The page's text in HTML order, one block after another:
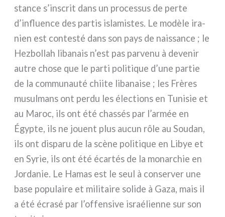
stan­ce s’inscrit dans un pro­ces­sus de per­te
d’influence des par­tis isla­mi­stes. Le modè­le ira­
nien est con­te­sté dans son pays de nais­san­ce ; le
Hezbollah liba­nais n’est pas par­ve­nu à deve­nir
autre cho­se que le par­ti poli­ti­que d’une par­tie
de la com­mu­nau­té chii­te liba­nai­se ; les Frères
musul­mans ont per­du les élec­tions en Tunisie et
au Maroc, ils ont été chas­sés par l’armée en
Égypte, ils ne jouent plus aucun rôle au Soudan,
ils ont dispa­ru de la scè­ne poli­ti­que en Libye et
en Syrie, ils ont été écar­tés de la monar­chie en
Jordanie. Le Hamas est le seul à con­ser­ver une
base popu­lai­re et mili­tai­re soli­de à Gaza, mais il
a été écra­sé par l’offensive israé­lien­ne sur son